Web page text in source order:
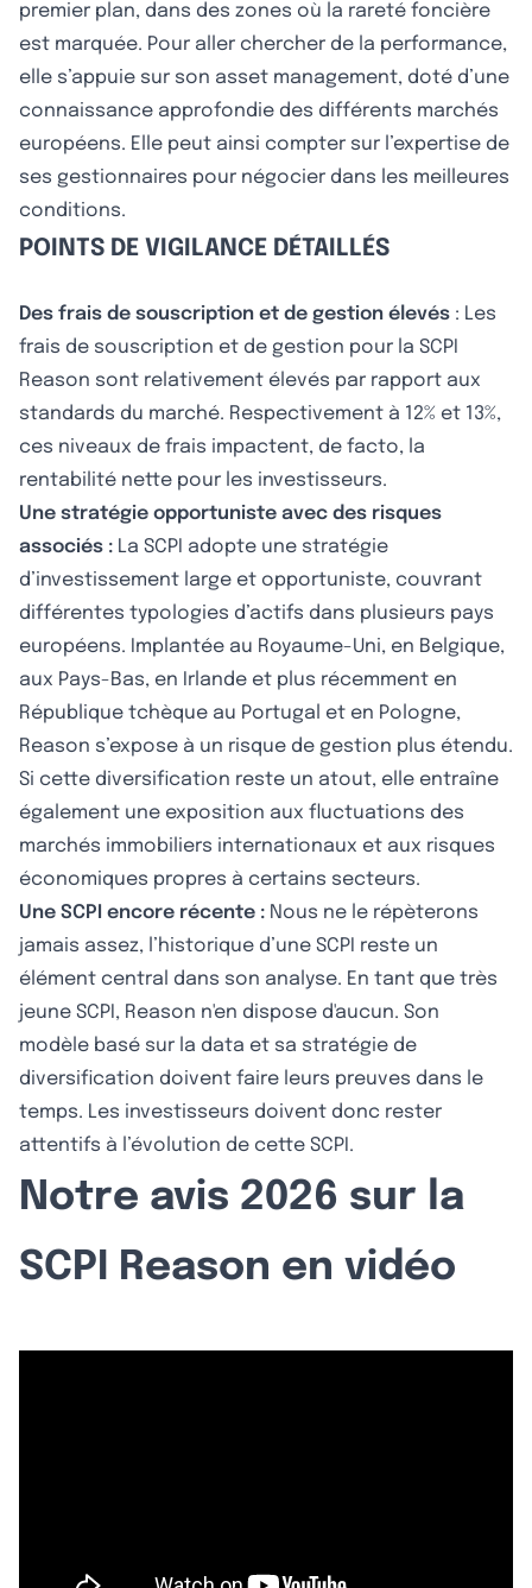
premier plan, dans des zones où la rareté foncière
est marquée. Pour aller chercher de la performance,
elle s’appuie sur son asset management, doté d’une
connaissance approfondie des différents marchés
européens. Elle peut ainsi compter sur l’expertise de
ses gestionnaires pour négocier dans les meilleures
conditions.
POINTS DE VIGILANCE DÉTAILLÉS
Des frais de souscription et de gestion élevés : Les
frais de souscription et de gestion pour la SCPI
Reason sont relativement élevés par rapport aux
standards du marché. Respectivement à 12% et 13%,
ces niveaux de frais impactent, de facto, la
rentabilité nette pour les investisseurs.
Une stratégie opportuniste avec des risques
associés : La SCPI adopte une stratégie
d’investissement large et opportuniste, couvrant
différentes typologies d’actifs dans plusieurs pays
européens. Implantée au Royaume-Uni, en Belgique,
aux Pays-Bas, en Irlande et plus récemment en
République tchèque au Portugal et en Pologne,
Reason s’expose à un risque de gestion plus étendu.
Si cette diversification reste un atout, elle entraîne
également une exposition aux fluctuations des
marchés immobiliers internationaux et aux risques
économiques propres à certains secteurs.
Une SCPI encore récente : Nous ne le répèterons
jamais assez, l’historique d’une SCPI reste un
élément central dans son analyse. En tant que très
jeune SCPI, Reason n'en dispose d'aucun. Son
modèle basé sur la data et sa stratégie de
diversification doivent faire leurs preuves dans le
temps. Les investisseurs doivent donc rester
attentifs à l’évolution de cette SCPI.
Notre avis 2026 sur la
SCPI Reason en vidéo